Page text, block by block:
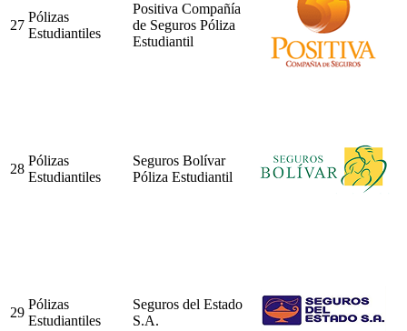
27
Pólizas
Estudiantiles
Positiva Compañía
de Seguros Póliza
Estudiantil
28
Pólizas
Estudiantiles
Seguros Bolívar
Póliza Estudiantil
29
Pólizas
Estudiantiles
Seguros del Estado
S.A.